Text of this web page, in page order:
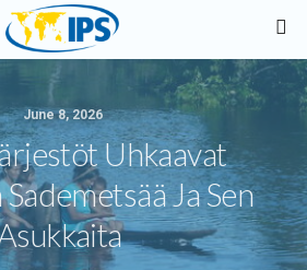
June 8, 2026
Uhkaavat
Ja Sen